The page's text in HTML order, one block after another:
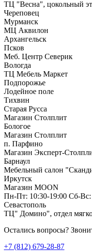
ТЦ "Весна", цокольный
Череповец
Мурманск
МЦ Аквилон
Архангельск
Псков
Меб. Центр Северик
Вологда
ТЦ Мебель Маркет
Подпорожье
Лодейное поле
Тихвин
Старая Русса
Магазин Столплит
Бологое
Магазин Столплит
п. Парфино
Магазин Эксперт-
Барнаул
Мебельный салон
Иркутск
Магазин MOON
Пн-Пт: 10:30-19:00 Сб-Вс:
Севастополь
ТЦ" Домино", отдел
Остались вопросы?
+7 (812) 679-28-87